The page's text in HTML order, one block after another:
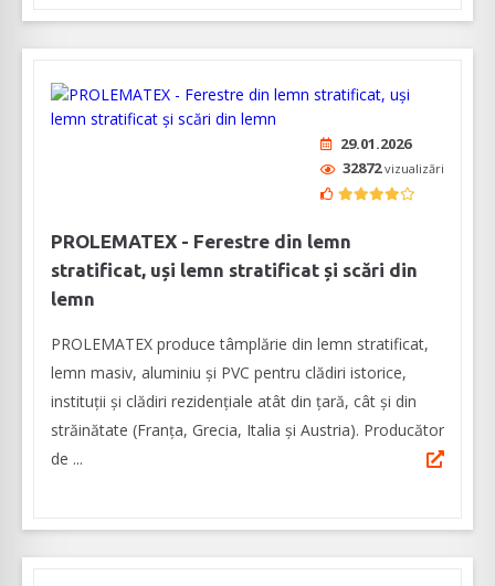
29.01.2026
32872vizualizări
PROLEMATEX - Ferestre din lemn
stratificat, uși lemn stratificat și scări din
lemn
PROLEMATEX produce tâmplărie din lemn stratificat,
lemn masiv, aluminiu și PVC pentru clădiri istorice,
instituții și clădiri rezidențiale atât din țară, cât și din
străinătate (Franța, Grecia, Italia și Austria). Producător
de ...